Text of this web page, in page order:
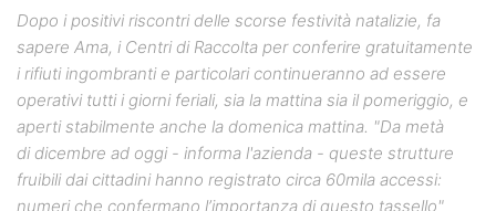
Dopo i positivi riscontri delle scorse festività natalizie, fa
sapere Ama, i Centri di Raccolta per conferire gratuitamente
i rifiuti ingombranti e particolari continueranno ad essere
operativi tutti i giorni feriali, sia la mattina sia il pomeriggio, e
aperti stabilmente anche la domenica mattina. "Da metà
di dicembre ad oggi - informa l'azienda - queste strutture
fruibili dai cittadini hanno registrato circa 60mila accessi:
numeri che confermano l’importanza di questo tassello"